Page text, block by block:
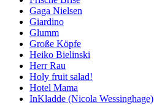
Gaga Nielsen
Giardino
Glumm
Große Köpfe
Heiko Bielinski
Herr Rau
Holy fruit salad!
Hotel Mama
InKladde (Nicola Wessinghage)